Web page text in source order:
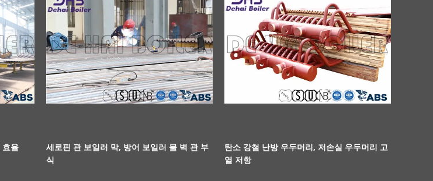
효율
세로핀 관 보일러 막, 방어 보일러 물 벽 관 부
식
탄소 강철 난방 우두머리, 저손실 우두머리 고
열 저항